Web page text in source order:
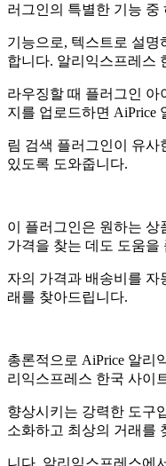
러그인의 특별한 기능 중
기능으로, 텍스트로 설명
합니다. 알리익스프레스
라우징할 때 플러그인 아
지를 업로드하면 AiPrice
림 검색 플러그인이 유사
있도록 도와줍니다.
이 플러그인은 원하는 상
가격을 찾는 데도 도움을
자의 가격과 배송비를 자
래를 찾아드립니다.
총론적으로 AiPrice 알리
리익스프레스 한국 사이
향상시키는 강력한 도구
소화하고 최상의 거래를
니다. 알리익스프레스에